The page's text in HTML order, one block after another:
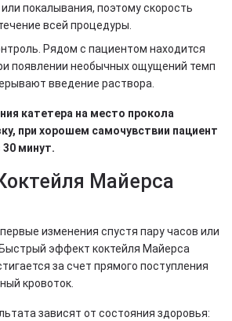
покалывания, поэтому скорость
всей процедуры.
Рядом с пациентом находится
появлении необычных ощущений темп
введение раствора​.
катетера на место прокола
при хорошем самочувствии пациент
минут.
Майерса
изменения спустя пару часов или
эффект коктейля Майерса
за счет прямого поступления
кровоток.
зависят от состояния здоровья:​